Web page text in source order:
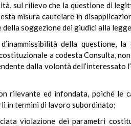
sul rilievo che la questione di
misura cautelare in
soggezione dei giudici alla
della
a codesta Consulta,
dalla volontà
rilevante ed infondata, poiché
in termini di lavoro subordinato;
violazione dei parametri